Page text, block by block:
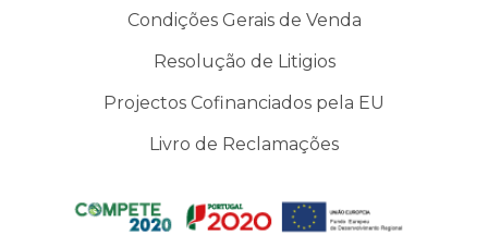
Condições Gerais de Venda
Resolução de Litigios
Projectos Cofinanciados pela EU
Livro de Reclamações